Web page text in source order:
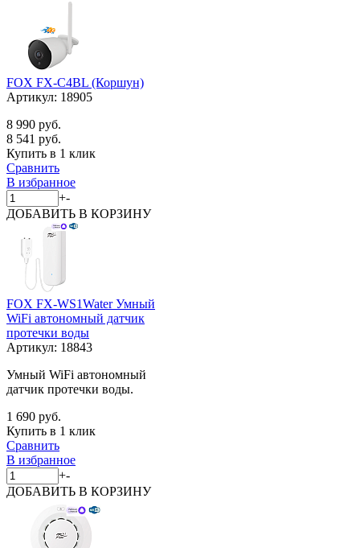
FOX FX-C4BL (Коршун)
Артикул: 18905
8 990 руб.
8 541 руб.
Купить в 1 клик
Сравнить
В избранное
+-
ДОБАВИТЬ В КОРЗИНУ
FOX FX-WS1Water Умный
WiFi автономный датчик
протечки воды
Артикул: 18843
Умный WiFi автономный
датчик протечки воды.
1 690 руб.
Купить в 1 клик
Сравнить
В избранное
+-
ДОБАВИТЬ В КОРЗИНУ